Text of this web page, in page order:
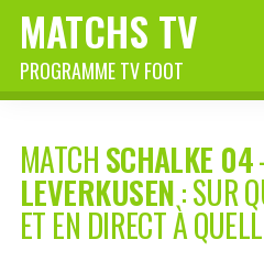
MATCHS TV
PROGRAMME TV FOOT
MATCHSCHALKE 04
LEVERKUSEN: SUR
ET EN DIRECT À